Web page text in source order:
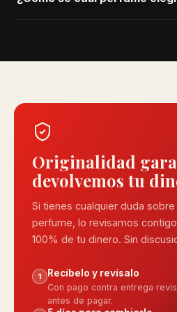
WhatsApp con tu número de
recomendamos las opciones que
Originalidad
devolvemos tu
Si tienes cualquier duda
perfume, lo revisamos
100% de tu dinero. Sin
1 Recíbelo y revísalo
Con pago contra entrega
antes de pagar.